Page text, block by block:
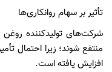
تأثیر بر سهام روانکاری‌ها
شرکت‌های تولیدکننده
منتفع شوند؛ زیرا احتمال
افزایش یافته است.